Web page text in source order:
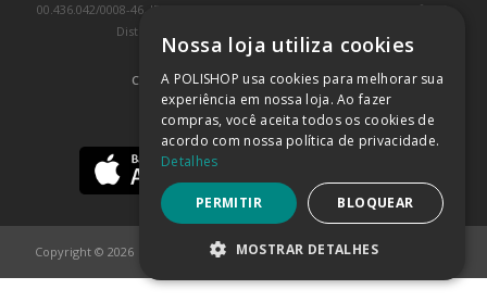
00.436.042/0008-46, IE 407.458.707.103, com sede na Rua Kanebo, nº 175,
Distrito Industrial, Jundiaí/SP, CEP: 13213-090
COMPRA 100% SEGURA (SAIBA MAIS)
BAIXE NOSSO APP
Copyright © 2026
Nossa loja utiliza cookies
A POLISHOP usa cookies para melhorar sua
experiência em nossa loja. Ao fazer
compras, você aceita todos os cookies de
acordo com nossa política de privacidade.
Detalhes
PERMITIR BLOQUEAR
MOSTRAR DETALHES
ESTRITAMENTE NECESSÁRIOS